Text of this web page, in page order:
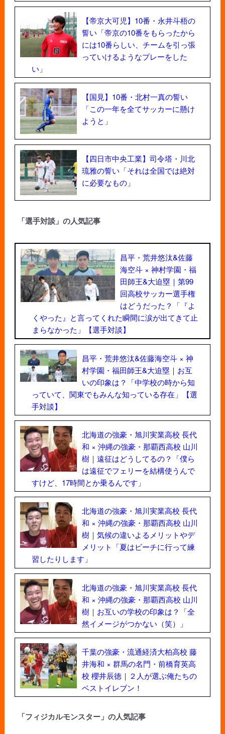
【帝京大可児】10番・永井斗梧の
誓い「帝京の10番をもらったから
には10番らしい、チームを引っ張
っていけるようなプレーをした
い」
【国見】10番・北村一真の誓い
「この一年を全てサッカーに懸け
ようと」
【四日市中央工業】司令塔・川北
琉雅の誓い「それは全国では絶対
に必要なもの」
「選手対談」の人気記事
昌平・荒井悠汰&佐藤
海空斗 × 神村学園・福
田師王&大迫塁｜第99
回高校サッカー選手権
はどうだった？「『よ
くやった』と言ってくれた瞬間に涙が出てきて止
まらなかった」【選手対談】
昌平・荒井悠汰&佐藤海空斗 × 神
村学園・福田師王&大迫塁｜お互
いの印象は？「中学校の時から知
っていて、関東でもみんな知っている存在」【選
手対談】
北海道の強豪・旭川実業高校 長代
和 × 沖縄の強豪・那覇西高校 山川
樹｜遠征はどうしてるの？「僕ら
は遠征でフェリーを結構使うんで
すけど、17時間とか乗るんです」
北海道の強豪・旭川実業高校 長代
和 × 沖縄の強豪・那覇西高校 山川
樹｜気候の違いよるメリットやデ
メリット「夏はビーチに行って練
習したりします」
北海道の強豪・旭川実業高校 長代
和 × 沖縄の強豪・那覇西高校 山川
樹｜お互いの学校の印象は？「全
然イメージがつかない（笑）」
千葉の強豪・流通経済大柏高校 藤
井海和 × 群馬の名門・前橋育英高
校 櫻井辰徳｜２人が選ぶ俺たちの
ベストイレブン！
「フィジカルモンスター」の人気記事